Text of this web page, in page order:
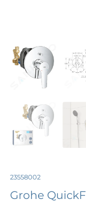
23558002
Grohe